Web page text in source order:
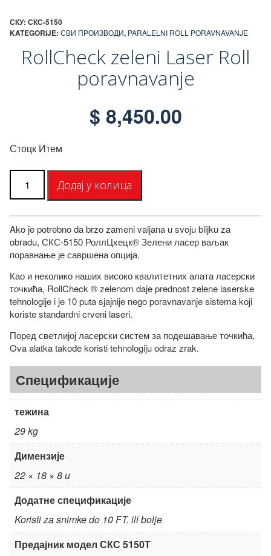
СКУ: СКС-5150
KATEGORIJE: СВИ ПРОИЗВОДИ, PARALELNI ROLL PORAVNAVANJE
RollCheck zeleni Laser Roll
poravnavanje
$ 8,450.00
Стоцк Итем
РоллЦхецк
Греен
Ласер
Ролл
Алигнмент
количина
Додај у колица
Ako je potrebno da brzo zameni valjana u svoju biljku za
obradu, СКС-5150 РоллЦхецк® Зелени ласер ваљак
поравнање је савршена опција.
Као и неколико наших високо квалитетних алата ласерски
точкића, RollCheck ® zelenom daje prednost zelene laserske
tehnologije i je 10 puta sjajnije nego poravnavanje sistema koji
koriste standardni crveni laseri.
Поред светлијој ласерски систем за подешавање точкића,
Ova alatka takođe koristi tehnologiju odraz zrak.
Спецификације
тежина
29 kg
Димензије
22 × 18 × 8 u
Додатне спецификације
Koristi za snimke do 10 FT. ili bolje
Предајник модел СКС 5150Т